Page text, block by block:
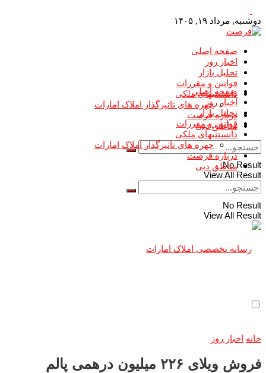
دوشنبه, مرداد ۱۹, ۱۴۰۵
صفحه اصلی
اخبار روز
تحلیل بازار
قوانین و مقررات
دانستنیهای ملکی
چهره های تاثیرگذار املاک امارات
درباره فرصت
مناطق دبی
No Result
View All Result
صفحه اصلی
اخبار روز
تحلیل بازار
قوانین و مقررات
دانستنیهای ملکی
چهره های تاثیرگذار املاک امارات
درباره فرصت
مناطق دبی
No Result
View All Result
خانه اخبار روز
فروش ویلای ۲۲۶ میلیون درهمی پالم